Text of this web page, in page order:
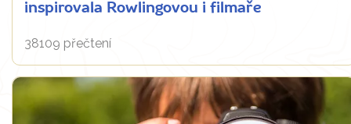
inspirovala Rowlingovou i filmaře
38109 přečtení